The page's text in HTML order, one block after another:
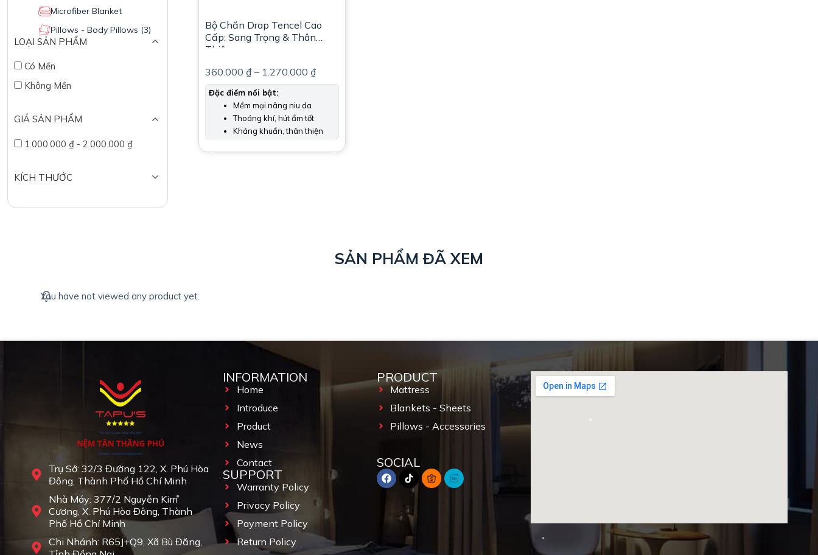
Microfiber Blanket
Pillows - Body Pillows (3)
LOẠI SẢN PHẨM
Có Mền
Không Mền
GIÁ SẢN PHẨM
1.000.000 ₫ - 2.000.000 ₫
KÍCH THƯỚC
Bộ Chăn Drap Tencel Cao
Cấp: Sang Trọng & Thân
Thiện
360.000 ₫ – 1.270.000 ₫
Đặc điểm nổi bật:
Mềm mại nâng niu da
Thoáng khí, hút ẩm tốt
Kháng khuẩn, thân thiện
SẢN PHẨM ĐÃ XEM
You have not viewed any product yet.
Trụ Sở: 32/3 Đường 122, X. Phú Hòa
Đông, Thành Phố Hồ Chí Minh
Nhà Máy: 377/2 Nguyễn Kim
Cương, X. Phú Hòa Đông, Thành
Phố Hồ Chí Minh
Chi Nhánh: R65J+Q9, Xã Bù Đăng,
INFORMATION
Home
Introduce
Product
News
Contact
SUPPORT
Warranty Policy
Privacy Policy
Payment Policy
Return Policy
PRODUCT
Mattress
Blankets - Sheets
Pillows - Accessories
SOCIAL